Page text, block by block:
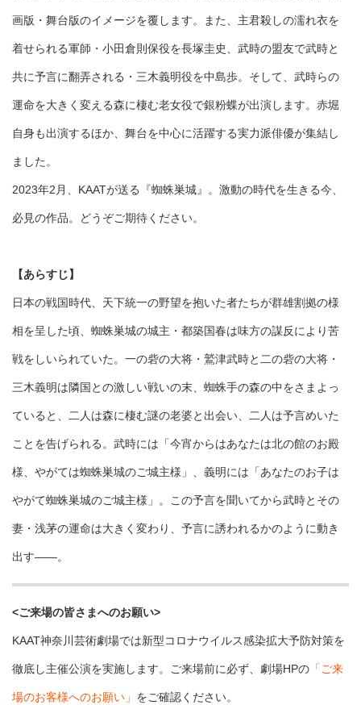
画版・舞台版のイメージを覆します。また、主君殺しの濡れ衣を
着せられる軍師・小田倉則保役を長塚圭史、武時の盟友で武時と
共に予言に翻弄される・三木義明役を中島歩。そして、武時らの
運命を大きく変える森に棲む老女役で銀粉蝶が出演します。赤堀
自身も出演するほか、舞台を中心に活躍する実力派俳優が集結し
ました。
2023年2月、KAATが送る『蜘蛛巣城』。激動の時代を生きる今、
必見の作品。どうぞご期待ください。
【あらすじ】
日本の戦国時代、天下統一の野望を抱いた者たちが群雄割拠の様
相を呈した頃、蜘蛛巣城の城主・都築国春は味方の謀反により苦
戦をしいられていた。一の砦の大将・鷲津武時と二の砦の大将・
三木義明は隣国との激しい戦いの末、蜘蛛手の森の中をさまよっ
ていると、二人は森に棲む謎の老婆と出会い、二人は予言めいた
ことを告げられる。武時には「今宵からはあなたは北の館のお殿
様、やがては蜘蛛巣城のご城主様」、義明には「あなたのお子は
やがて蜘蛛巣城のご城主様」。この予言を聞いてから武時とその
妻・浅茅の運命は大きく変わり、予言に誘われるかのように動き
出す――。
<ご来場の皆さまへのお願い>
KAAT神奈川芸術劇場では新型コロナウイルス感染拡大予防対策を
徹底し主催公演を実施します。ご来場前に必ず、劇場HPの 「ご来
場のお客様へのお願い」 をご確認ください。